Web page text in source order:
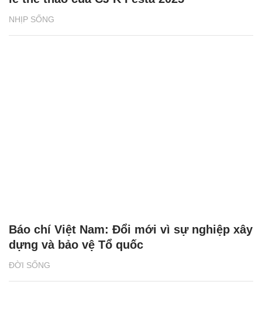
NHỊP SỐNG
ĐỜI SỐNG
Báo chí Việt Nam: Đổi mới vì sự nghiệp xây
dựng và bảo vệ Tổ quốc